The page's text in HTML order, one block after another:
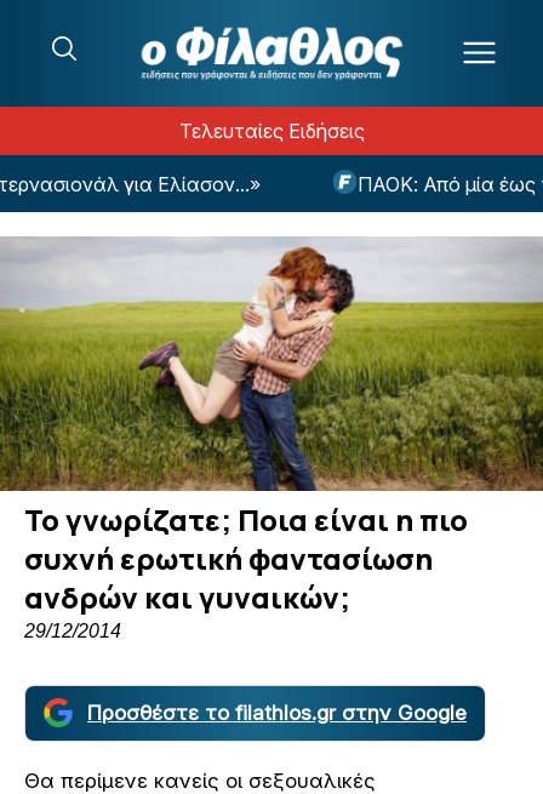
Τελευταίες Ειδήσεις
για Ελίασον...» ΠΑΟΚ: Από μία έως
Το γνωρίζατε; Ποια είναι η πιο
συχνή ερωτική φαντασίωση
ανδρών και γυναικών;
29/12/2014
Προσθέστε το filathlos.gr στην Google
Θα περίμενε κανείς οι σεξουαλικές